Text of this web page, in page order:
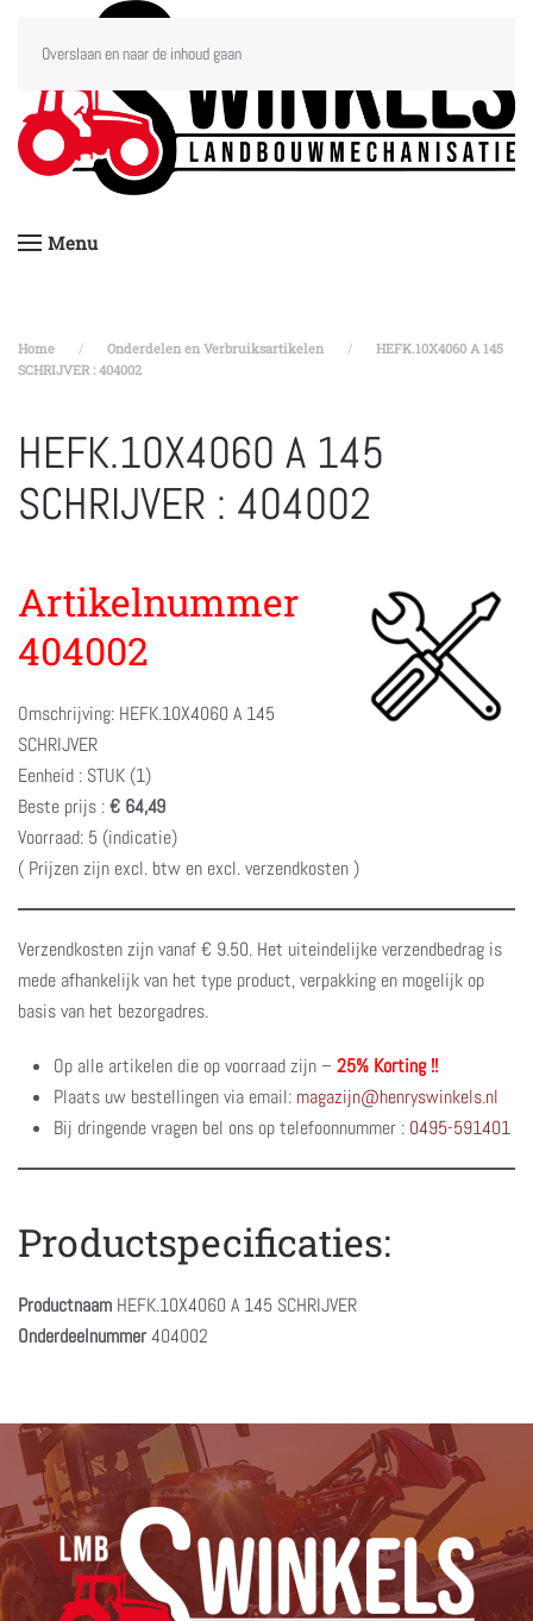
Overslaan en naar de inhoud gaan
Menu
Home Onderdelen en Verbruiksartikelen
HEFK.10X4060 A 145
SCHRIJVER : 404002
HEFK.10X4060 A 145
SCHRIJVER : 404002
Artikelnummer
404002
Omschrijving: HEFK.10X4060 A 145
SCHRIJVER
Eenheid : STUK (1)
Beste prijs :€ 64,49
Voorraad: 5 (indicatie)
( Prijzen zijn excl. btw en excl. verzendkosten )
Verzendkosten zijn vanaf € 9.50. Het uiteindelijke verzendbedrag is
mede afhankelijk van het type product, verpakking en mogelijk op
basis van het bezorgadres.
Op alle artikelen die op voorraad zijn – 25% Korting !!
Plaats uw bestellingen via email: magazijn@henryswinkels.nl
Bij dringende vragen bel ons op telefoonnummer : 0495-591401
Productspecificaties:
Productnaam HEFK.10X4060 A 145 SCHRIJVER
Onderdeelnummer404002